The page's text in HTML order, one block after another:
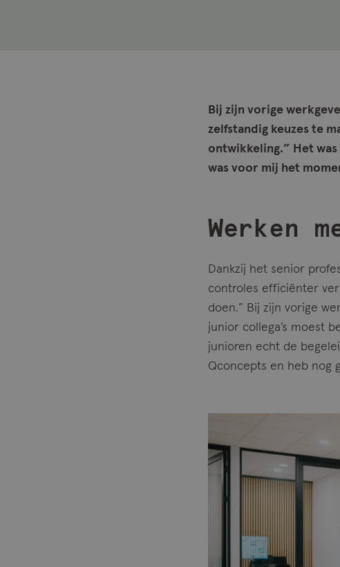
Bij zijn vorige
zelfstandig keuzes te
ontwikkeling.” Het
was voor mij het
Werken
Dankzij het senior
controles efficiënter
doen.” Bij zijn vorige
junior collega’s moest
junioren echt de
Qconcepts en heb nog